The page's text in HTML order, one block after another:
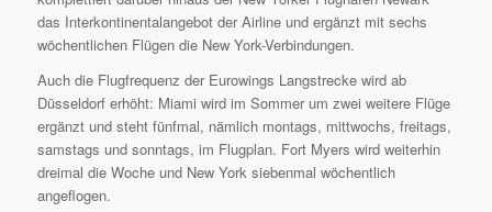
das Interkontinentalangebot der Airline und ergänzt mit sechs
wöchentlichen Flügen die New York-Verbindungen.
Auch die Flugfrequenz der Eurowings Langstrecke wird ab
Düsseldorf erhöht: Miami wird im Sommer um zwei weitere Flüge
ergänzt und steht fünfmal, nämlich montags, mittwochs, freitags,
samstags und sonntags, im Flugplan. Fort Myers wird weiterhin
dreimal die Woche und New York siebenmal wöchentlich
angeflogen.